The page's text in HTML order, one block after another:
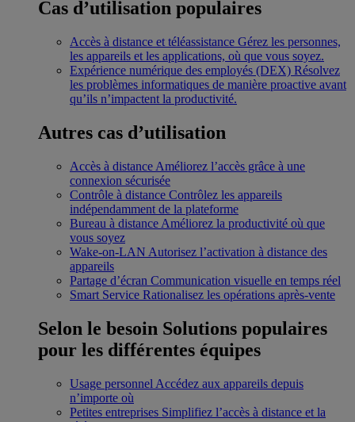
Cas d’utilisation populaires
Accès à distance et téléassistance Gérez les personnes,
les appareils et les applications, où que vous soyez.
Expérience numérique des employés (DEX) Résolvez
les problèmes informatiques de manière proactive avant
qu’ils n’impactent la productivité.
Autres cas d’utilisation
Accès à distance Améliorez l’accès grâce à une
connexion sécurisée
Contrôle à distance Contrôlez les appareils
indépendamment de la plateforme
Bureau à distance Améliorez la productivité où que
vous soyez
Wake-on-LAN Autorisez l’activation à distance des
appareils
Partage d’écran Communication visuelle en temps réel
Smart Service Rationalisez les opérations après-vente
Selon le besoin Solutions populaires
pour les différentes équipes
Usage personnel Accédez aux appareils depuis
n’importe où
Petites entreprises Simplifiez l’accès à distance et la